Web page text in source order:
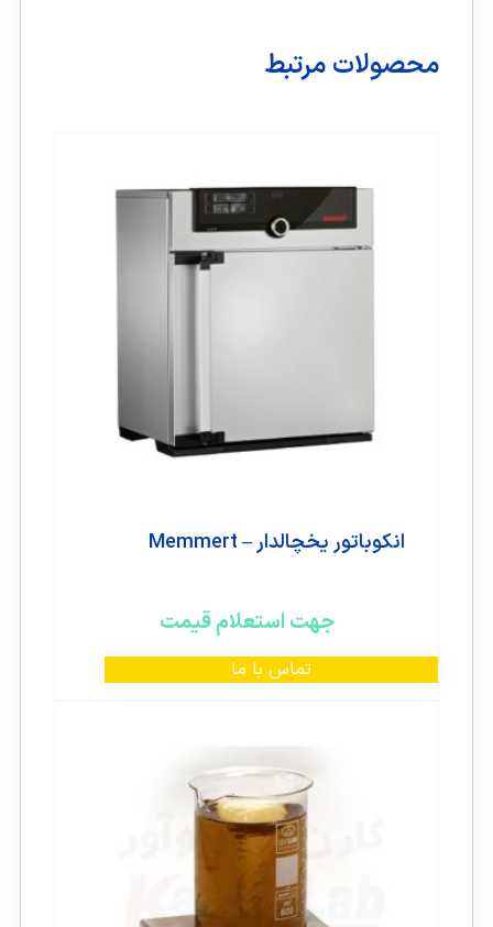
محصولات مرتبط
انکوباتور یخچالدار – Memmert
جهت استعلام قیمت
تماس با ما